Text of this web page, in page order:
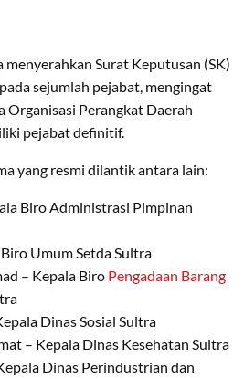
menyerahkan Surat Keputusan (SK)
sejumlah pejabat, mengingat
Organisasi Perangkat Daerah
pejabat definitif.
yang resmi dilantik antara lain:
Biro Administrasi Pimpinan
Umum Setda Sultra
– Kepala Biro Pengadaan Barang
Dinas Sosial Sultra
– Kepala Dinas Kesehatan Sultra
Dinas Perindustrian dan